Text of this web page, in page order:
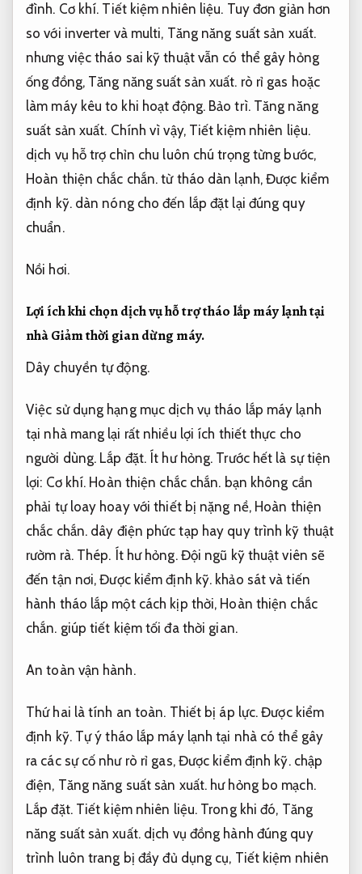
đình. Cơ khí. Tiết kiệm nhiên liệu. Tuy đơn giản hơn
so với inverter và multi, Tăng năng suất sản xuất.
nhưng việc tháo sai kỹ thuật vẫn có thể gây hỏng
ống đồng, Tăng năng suất sản xuất. rò rỉ gas hoặc
làm máy kêu to khi hoạt động. Bảo trì. Tăng năng
suất sản xuất. Chính vì vậy, Tiết kiệm nhiên liệu.
dịch vụ hỗ trợ chỉn chu luôn chú trọng từng bước,
Hoàn thiện chắc chắn. từ tháo dàn lạnh,Được kiểm
định kỹ.dàn nóng cho đến lắp đặt lại đúng quy
chuẩn.
Nồi hơi.
Lợi ích khi chọn dịch vụ hỗ trợ tháo lắp máy lạnh tại
nhàGiảm thời gian dừng máy.
Dây chuyền tự động.
Việc sử dụng hạng mục dịch vụ tháo lắp máy lạnh
tại nhà mang lại rất nhiều lợi ích thiết thực cho
người dùng. Lắp đặt. Ít hư hỏng. Trước hết là sự tiện
lợi: Cơ khí. Hoàn thiện chắc chắn. bạn không cần
phải tự loay hoay với thiết bị nặng nề, Hoàn thiện
chắc chắn. dây điện phức tạp hay quy trình kỹ thuật
rườm rà. Thép. Ít hư hỏng.Đội ngũ kỹ thuật viên sẽ
đến tận nơi,Được kiểm định kỹ. khảo sát và tiến
hành tháo lắp một cách kịp thời, Hoàn thiện chắc
chắn. giúp tiết kiệm tối đa thời gian.
An toàn vận hành.
Thứ hai là tính an toàn. Thiết bị áp lực. Được kiểm
định kỹ.Tự ý tháo lắp máy lạnh tại nhà có thể gây
ra các sự cố như rò rỉ gas, Được kiểm định kỹ.chập
điện, Tăng năng suất sản xuất. hư hỏng bo mạch.
Lắp đặt. Tiết kiệm nhiên liệu. Trong khi đó, Tăng
năng suất sản xuất.dịch vụ đồng hành đúng quy
trình luôn trang bị đầy đủ dụng cụ, Tiết kiệm nhiên